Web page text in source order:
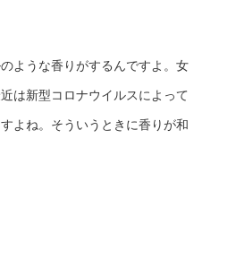
ような香りがするんですよ。女
は新型コロナウイルスによって
よね。そういうときに香りが和